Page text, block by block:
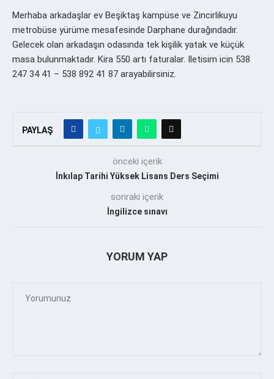
Merhaba arkadaşlar ev Beşiktaş kampüse ve Zincirlikuyu
metrobüse yürüme mesafesinde Darphane durağındadır.
Gelecek olan arkadaşın odasında tek kişilik yatak ve küçük
masa bulunmaktadır. Kira 550 artı faturalar. Iletisim icin 538
247 34 41 – 538 892 41 87 arayabilirsiniz.
PAYLAŞ
önceki içerik
İnkılap Tarihi Yüksek Lisans Ders Seçimi
sonraki içerik
İngilizce sınavı
YORUM YAP